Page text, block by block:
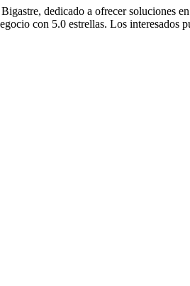
dedicado a ofrecer soluciones
con 5.0 estrellas. Los